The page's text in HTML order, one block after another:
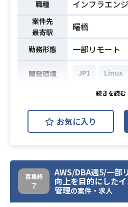
職種 インフラエン
案件先
最寄駅
曙橋
勤務形態 一部リモート
開発環境 JP1 Linux
業務内容
【案件概要】
大手警備会社
をお任せいた
長期的に携わ
詳細は面談時
【業務内容】
①定常業務
お気に入り
募集終
了
AWS/DBA週5/一部
向上を目的にしたイ
管理の案件・求人